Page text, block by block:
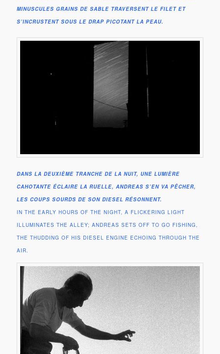
MINUSCULES GRAINS DE SABLE TRAVERSENT LE FILET ET
S’INCRUSTENT SOUS LE DRAP PICOTANT LA PEAU.
DANS LA DEUXIÈME TRANCHE DE LA NUIT, UNE LUMIÈRE
CAHOTANTE ÉCLAIRE LA RUELLE, ANDREAS S’EN VA PÊCHER,
LES COUPS SOURDS DE SON DIESEL RÉSONNENT.
IN THE EARLY HOURS OF THE NIGHT, A FLICKERING LIGHT
ILLUMINATES THE ALLEY; ANDREAS SETS OFF TO GO FISHING,
THE THUDDING OF HIS DIESEL ENGINE ECHOING THROUGH THE
AIR.